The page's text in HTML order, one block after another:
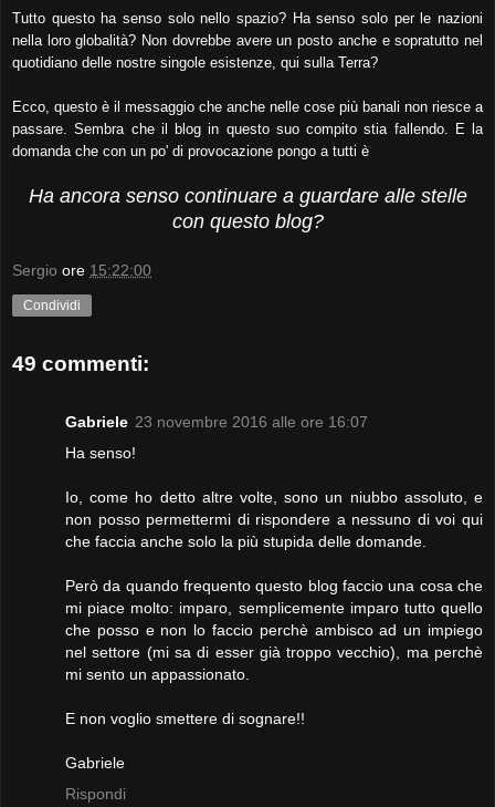
Tutto questo ha senso solo nello spazio? Ha senso solo per le nazioni
nella loro globalità? Non dovrebbe avere un posto anche e sopratutto nel
quotidiano delle nostre singole esistenze, qui sulla Terra?
Ecco, questo è il messaggio che anche nelle cose più banali non riesce a
passare. Sembra che il blog in questo suo compito stia fallendo. E la
domanda che con un po' di provocazione pongo a tutti è
Ha ancora senso continuare a guardare alle stelle
con questo blog?
Sergio ore 15:22:00
Condividi
49 commenti:
Gabriele 23 novembre 2016 alle ore 16:07
Ha senso!
Io, come ho detto altre volte, sono un niubbo assoluto, e
non posso permettermi di rispondere a nessuno di voi qui
che faccia anche solo la più stupida delle domande.
Però da quando frequento questo blog faccio una cosa che
mi piace molto: imparo, semplicemente imparo tutto quello
che posso e non lo faccio perchè ambisco ad un impiego
nel settore (mi sa di esser già troppo vecchio), ma perchè
mi sento un appassionato.
E non voglio smettere di sognare!!
Gabriele
Rispondi